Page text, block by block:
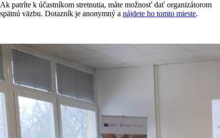
Ak patríte k účastníkom stretnutia, máte možnosť dať organizátorom
spätnú väzbu. Dotazník je anonymný a nájdete ho tomto mieste.